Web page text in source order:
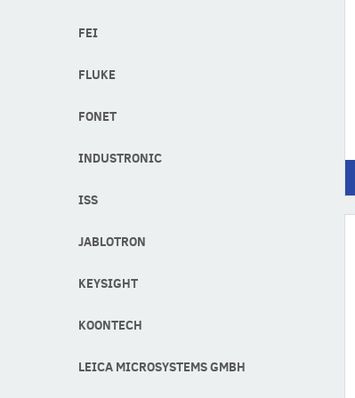
FEI
FLUKE
FONET
INDUSTRONIC
ISS
JABLOTRON
KEYSIGHT
KOONTECH
LEICA MICROSYSTEMS GMBH